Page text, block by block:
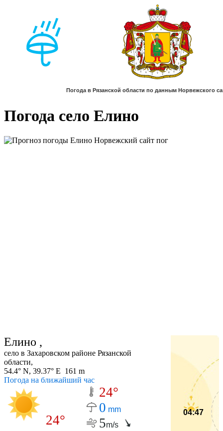
Погода село Елино
Елино ,
село в Захаровском районе Рязанской
области,
54.4° N, 39.37° E 161 m
Погода на ближайший час
24°
24°
0 mm
5m/s
04:47